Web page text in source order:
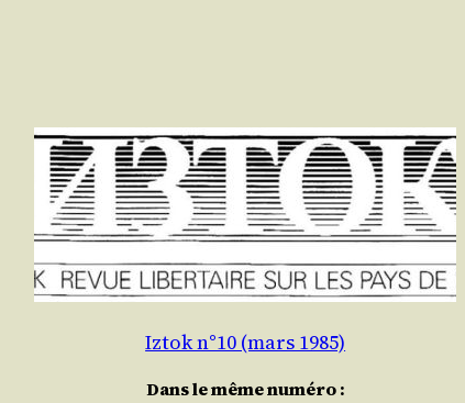
Iztok n°10 (mars 1985)
Dans le même numéro :